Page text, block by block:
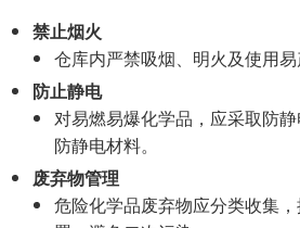
禁止烟火
仓库内严禁吸烟、明火及使用易
防止静电
对易燃易爆化学品，应采取防
防静电材料。
废弃物管理
危险化学品废弃物应分类收集